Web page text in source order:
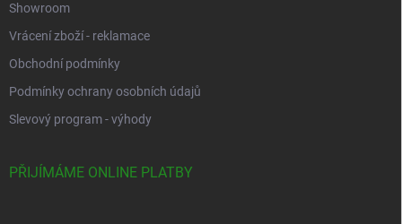
Showroom
Vrácení zboží - reklamace
Obchodní podmínky
Podmínky ochrany osobních údajů
Slevový program - výhody
PŘIJÍMÁME ONLINE PLATBY